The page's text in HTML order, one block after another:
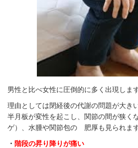
男性と比べ女性に圧倒的に多く出現します
理由としては閉経後の代謝の問題が大
半月板が変性を起こし、関節の間が狭く
ゲ）、水腫や関節包の 肥厚も見られます
・ 階段の昇り降りが痛い